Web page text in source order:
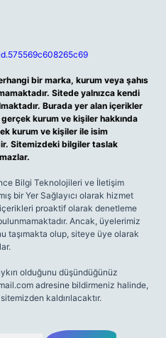
bir marka, kurum veya şahıs
Sitede yalnızca kendi
Burada yer alan içerikler
kurum ve kişiler hakkında
kurum ve kişiler ile isim
Sitemizdeki bilgiler taslak
Bilgi Teknolojileri ve İletişim
bir Yer Sağlayıcı olarak hizmet
proaktif olarak denetleme
Ancak, üyelerimiz
taşımakta olup, siteye üye olarak
olduğunu düşündüğünüz
adresine bildirmeniz halinde,
kaldırılacaktır.